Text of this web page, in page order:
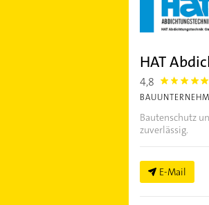
HAT
4,8 4.8
Bautenschutz
zuverlässig.
E-Mail